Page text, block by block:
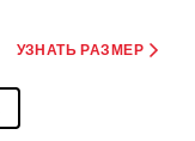
УЗНАТЬ РАЗМЕР